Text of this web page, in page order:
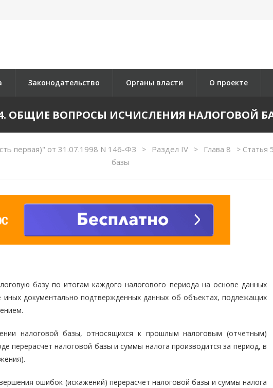
Законодательство Органы власти О проекте
ОБЩИЕ ВОПРОСЫ ИСЧИСЛЕНИЯ НАЛОГОВОЙ
первая)" от 31.07.1998 N 146-ФЗ > Раздел IV > Глава 8 >Статья
базы
базу по итогам каждого налогового периода на основе данных
иных документально подтвержденных данных об объектах, подлежащих
налоговой базы, относящихся к прошлым налоговым (отчетным)
перерасчет налоговой базы и суммы налога производится за период, в
ошибок (искажений) перерасчет налоговой базы и суммы налога